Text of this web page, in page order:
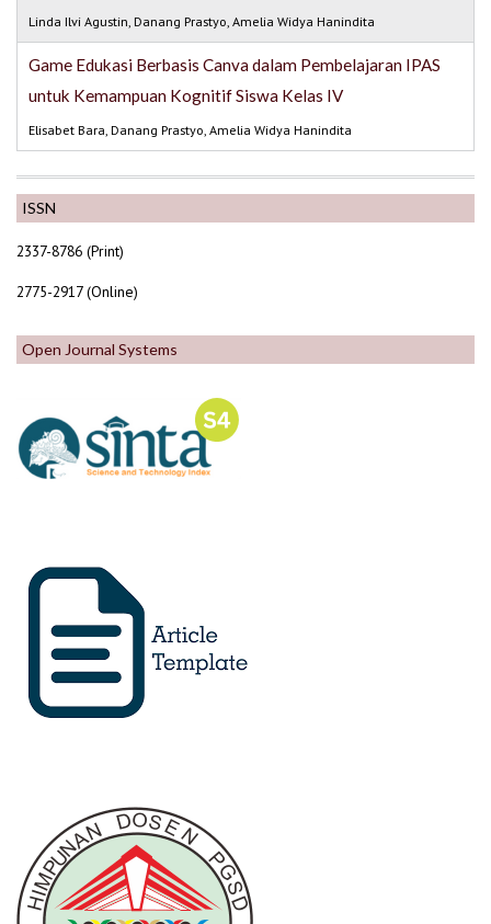
ISSN
2337-8786 (Print)
2775-2917 (Online)
Open Journal Systems
Linda Ilvi Agustin, Danang Prastyo, Amelia Widya Hanindita
Game Edukasi Berbasis Canva dalam Pembelajaran IPAS
untuk Kemampuan Kognitif Siswa Kelas IV
Elisabet Bara, Danang Prastyo, Amelia Widya Hanindita